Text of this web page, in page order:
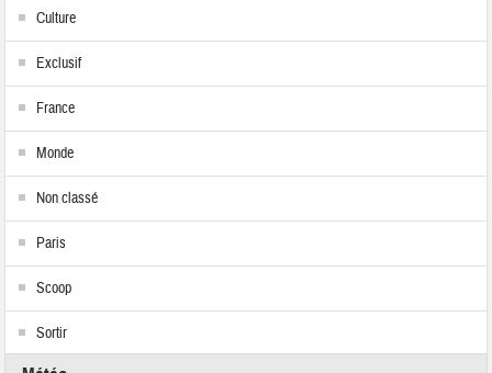
Culture
Exclusif
France
Monde
Non classé
Paris
Scoop
Sortir